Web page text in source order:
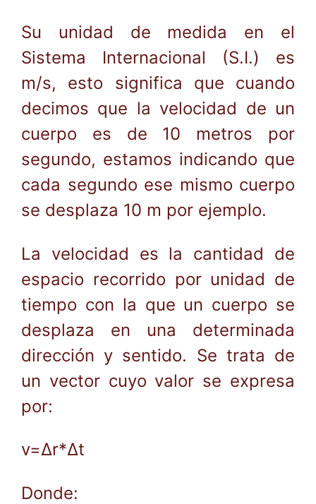
Su unidad de medida en el
Sistema Internacional (S.I.) es
m/s, esto significa que cuando
decimos que la velocidad de un
cuerpo es de 10 metros por
segundo, estamos indicando que
cada segundo ese mismo cuerpo
se desplaza 10 m por ejemplo.
La velocidad es la cantidad de
espacio recorrido por unidad de
tiempo con la que un cuerpo se
desplaza en una determinada
dirección y sentido. Se trata de
un vector cuyo valor se expresa
por:
v=Δr*Δt
Donde: